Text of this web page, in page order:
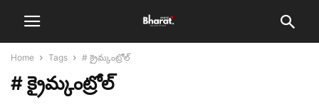
Home Tags # క్రైమ్కంట్రోల్
# క్రైమ్కంట్రోల్